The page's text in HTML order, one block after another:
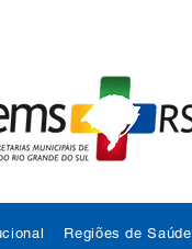
Regiões de Saúde